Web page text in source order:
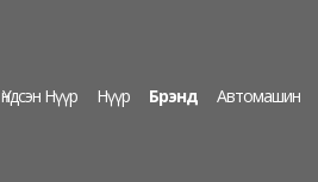
Үндсэн Нүүр Нүүр Брэнд Автомашин